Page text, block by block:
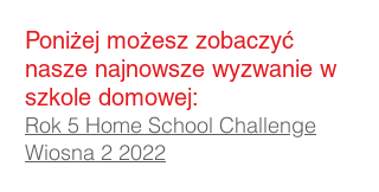
Poniżej możesz zobaczyć
nasze najnowsze wyzwanie w
szkole domowej:
Rok 5 Home School Challenge
Wiosna 2 2022